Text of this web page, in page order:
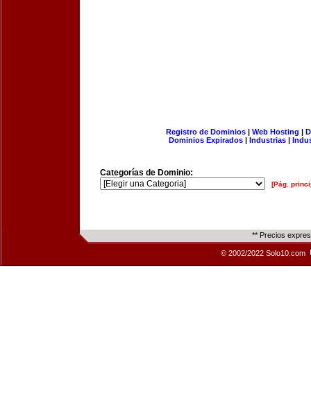
Registro de Dominios| Web Hosting |
Dominios Expirados | Industrias |
Categorías de Dominio:
[Pág.
** Precios
© 2002/2022 Solo10.com